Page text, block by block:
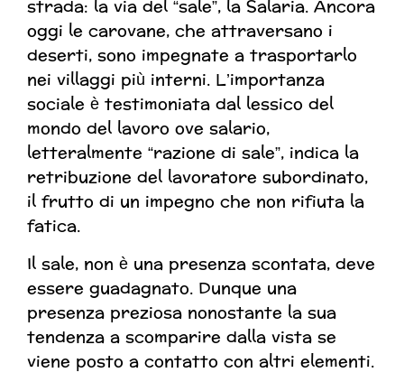
strada: la via del “sale”, la Salaria. Ancora
oggi le carovane, che attraversano i
deserti, sono impegnate a trasportarlo
nei villaggi più interni. L’importanza
sociale è testimoniata dal lessico del
mondo del lavoro ove salario,
letteralmente “razione di sale”, indica la
retribuzione del lavoratore subordinato,
il frutto di un impegno che non rifiuta la
fatica.
Il sale, non è una presenza scontata, deve
essere guadagnato. Dunque una
presenza preziosa nonostante la sua
tendenza a scomparire dalla vista se
viene posto a contatto con altri elementi.